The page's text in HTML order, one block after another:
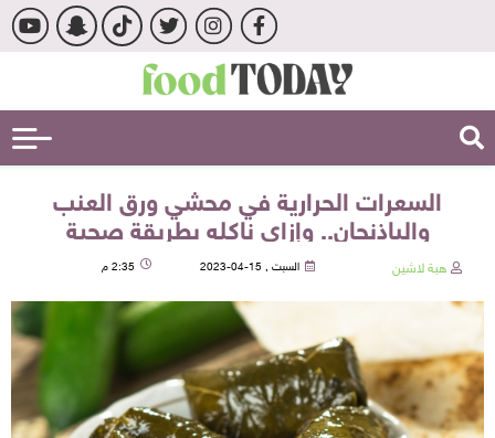
السعرات الحرارية في محشي ورق العنب
والباذنجان.. وإزاي ناكله بطريقة صحية
هبة لاشين السبت , 15-04-2023 2:35 م